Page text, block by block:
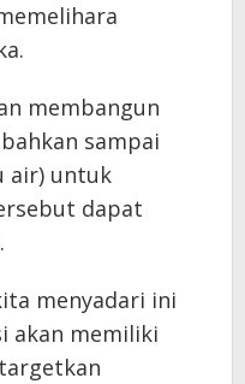
membangun
sampai
air) untuk
dapat
menyadari ini
akan memiliki